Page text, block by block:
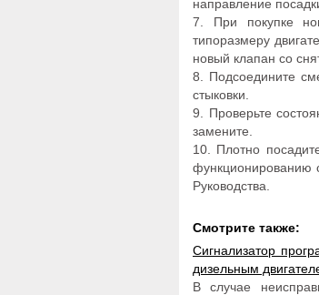
направление
7. При покупке
типоразмеру
новый клапан со
8. Подсоедините
стыковки.
9. Проверьте
замените.
10. Плотно
функционированию
Руководства.
Смотрите также:
Сигнализатор
дизельным
В случае